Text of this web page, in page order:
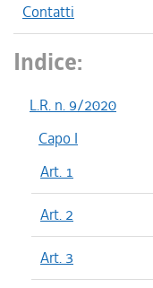
Contatti
Indice:
L.R. n. 9/2020
Capo I
Art. 1
Art. 2
Art. 3